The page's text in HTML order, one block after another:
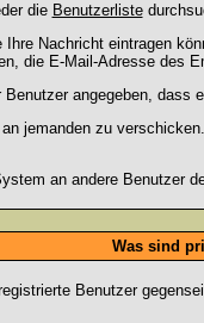
die Benutzerliste
Nachricht eintragen
die E-Mail-Adresse des
angegeben, dass
jemanden zu
an andere Benutzer
Was sind
Benutzer